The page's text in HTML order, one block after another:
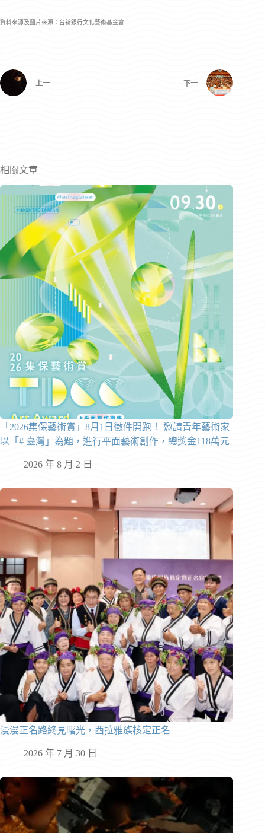
資料來源及圖片來源：台新銀行文化藝術基金會
上一 下一
相關文章
「2026集保藝術賞」8月1日徵件開跑！ 邀請青年藝術家
以「# 臺灣」為題，進行平面藝術創作，總獎金118萬元
2026 年 8 月 2 日
漫漫正名路終見曙光，西拉雅族核定正名
2026 年 7 月 30 日